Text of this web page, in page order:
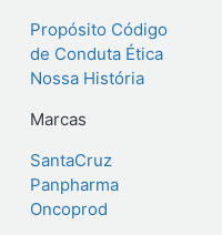
Propósito Código
de Conduta Ética
Nossa História
Marcas
SantaCruz
Panpharma
Oncoprod